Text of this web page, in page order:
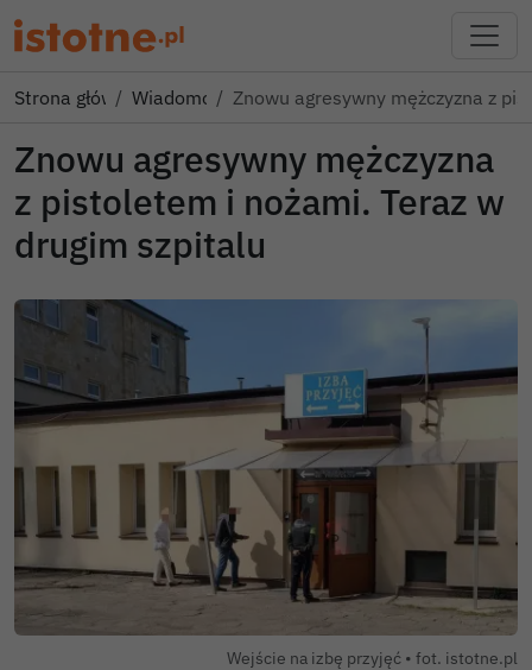
Strona głównaWiadomościZnowu agresywny mężczyzna z
Znowu agresywny mężczyzna
z pistoletem i nożami. Teraz w
drugim szpitalu
Wejście na izbę przyjęć • fot. istotne.pl